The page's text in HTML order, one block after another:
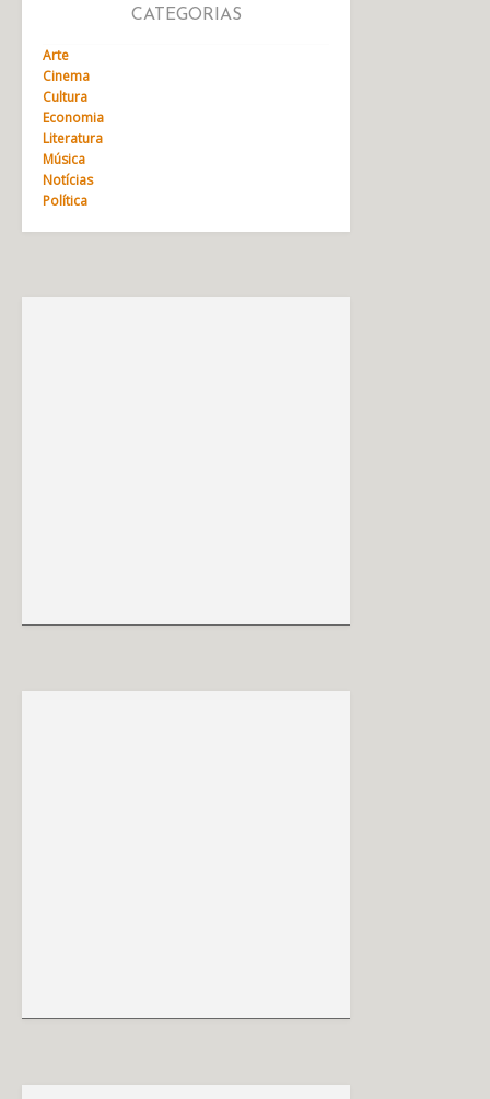
CATEGORIAS
Arte
Cinema
Cultura
Economia
Literatura
Música
Notícias
Política